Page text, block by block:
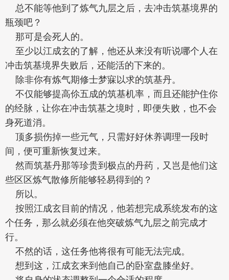
总不能等他到了炼气九层之后，去冲击筑基境界的
瓶颈吧？
那可是会死人的。
至少以江成玄的了解，他还从来没有听说哪个人在
冲击筑基境界失败后，还能活的下来的。
除非你有炼气期修士梦寐以求的筑基丹。
不仅能够提高伱五成的筑基机率，而且还能护住你
的经脉，让你在冲击筑基之境时，即便失败，也不会
身死道消。
顶多损伤掉一些元气，只需好好休养调理一段时
间，便可重新恢复过来。
然而筑基丹那等珍贵到极点的丹药，又岂是他们这
些区区炼气散修所能够轻易得到的？
所以。
按照江成玄目前的情况，他若想完成系统发布的这
个任务，那么就必须在他突破炼气九层之前完成才
行。
不然的话，这任务他将很有可能无法完成。
想到这，江成玄来到他自己的卧室盘膝坐好。